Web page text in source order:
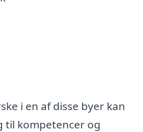
i en af disse byer kan
til kompetencer og